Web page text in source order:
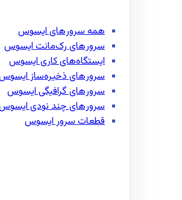
همه سرور‌های ایسوس
سرور‌های رک‌مانت ایسوس
ایستگاه‌های کاری ایسوس
سرور‌های ذخیره‌ساز
سرور‌های گرافیگی ایسوس
سرور‌های چند نودی
قطعات سرور ایسوس